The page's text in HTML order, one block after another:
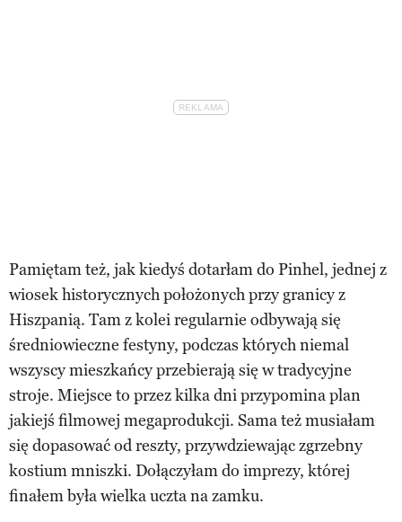
Pamiętam też, jak kiedyś dotarłam do Pinhel, jednej z
wiosek historycznych położonych przy granicy z
Hiszpanią. Tam z kolei regularnie odbywają się
średniowieczne festyny, podczas których niemal
wszyscy mieszkańcy przebierają się w tradycyjne
stroje. Miejsce to przez kilka dni przypomina plan
jakiejś filmowej megaprodukcji. Sama też musiałam
się dopasować od reszty, przywdziewając zgrzebny
kostium mniszki. Dołączyłam do imprezy, której
finałem była wielka uczta na zamku.